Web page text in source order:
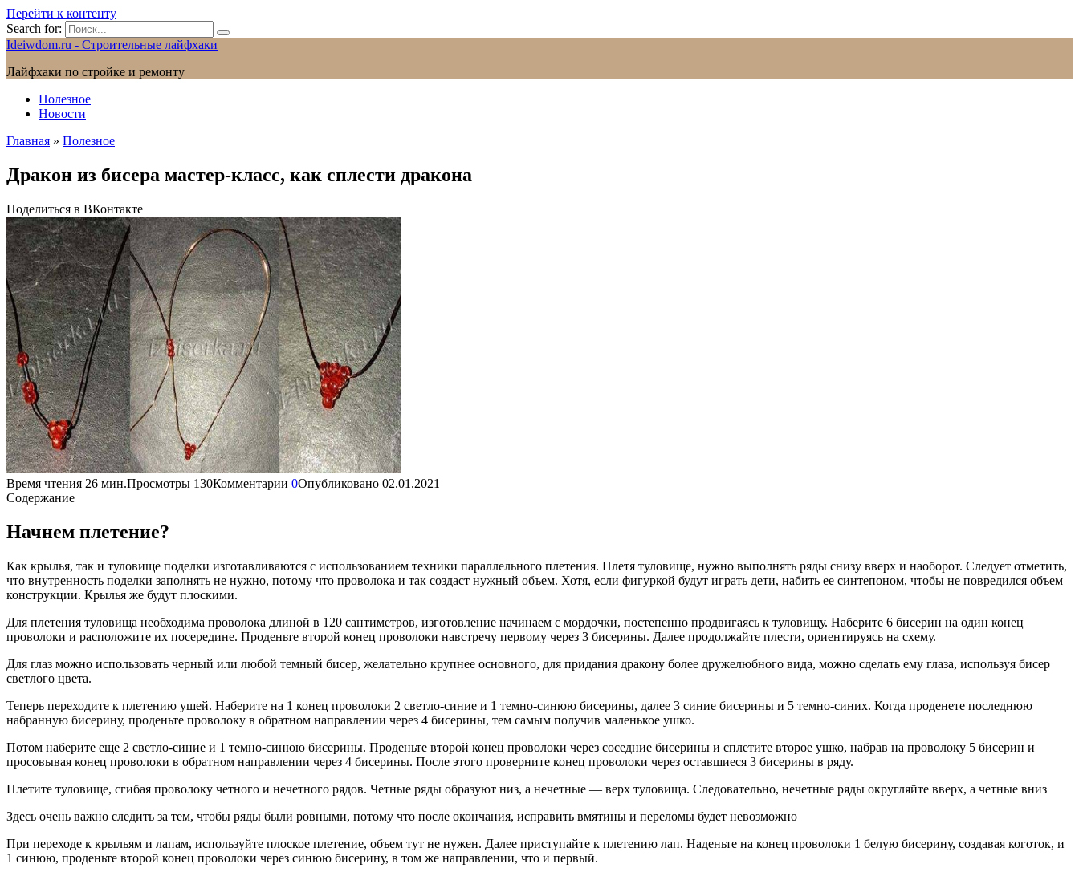
Перейти к контенту
Search for:
Ideiwdom.ru - Строительные лайфхаки
Лайфхаки по стройке и ремонту
Полезное
Новости
Главная » Полезное
Дракон из бисера мастер-класс, как сплести дракона
Поделиться в ВКонтакте
Время чтения 26 мин.Просмотры 130Комментарии 0Опубликовано 02.01.2021
Содержание
Начнем плетение?
Как крылья, так и туловище поделки изготавливаются с использованием техники параллельного плетения. Плетя туловище, нужно выполнять ряды снизу вверх и наоборот. Следует отметить,
что внутренность поделки заполнять не нужно, потому что проволока и так создаст нужный объем. Хотя, если фигуркой будут играть дети, набить ее синтепоном, чтобы не повредился объем
конструкции. Крылья же будут плоскими.
Для плетения туловища необходима проволока длиной в 120 сантиметров, изготовление начинаем с мордочки, постепенно продвигаясь к туловищу. Наберите 6 бисерин на один конец
проволоки и расположите их посередине. Проденьте второй конец проволоки навстречу первому через 3 бисерины. Далее продолжайте плести, ориентируясь на схему.
Для глаз можно использовать черный или любой темный бисер, желательно крупнее основного, для придания дракону более дружелюбного вида, можно сделать ему глаза, используя бисер
светлого цвета.
Теперь переходите к плетению ушей. Наберите на 1 конец проволоки 2 светло-синие и 1 темно-синюю бисерины, далее 3 синие бисерины и 5 темно-синих. Когда проденете последнюю
набранную бисерину, проденьте проволоку в обратном направлении через 4 бисерины, тем самым получив маленькое ушко.
Потом наберите еще 2 светло-синие и 1 темно-синюю бисерины. Проденьте второй конец проволоки через соседние бисерины и сплетите второе ушко, набрав на проволоку 5 бисерин и
просовывая конец проволоки в обратном направлении через 4 бисерины. После этого проверните конец проволоки через оставшиеся 3 бисерины в ряду.
Плетите туловище, сгибая проволоку четного и нечетного рядов. Четные ряды образуют низ, а нечетные — верх туловища. Следовательно, нечетные ряды округляйте вверх, а четные вниз
Здесь очень важно следить за тем, чтобы ряды были ровными, потому что после окончания, исправить вмятины и переломы будет невозможно
При переходе к крыльям и лапам, используйте плоское плетение, объем тут не нужен. Далее приступайте к плетению лап. Наденьте на конец проволоки 1 белую бисерину, создавая коготок, и
1 синюю, проденьте второй конец проволоки через синюю бисерину, в том же направлении, что и первый.